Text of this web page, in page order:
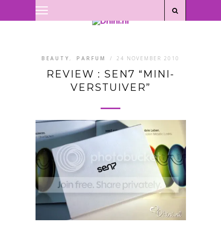
BEAUTY , PARFUM / 24 NOVEMBER 2010
REVIEW : SEN7 “MINI-
VERSTUIVER”